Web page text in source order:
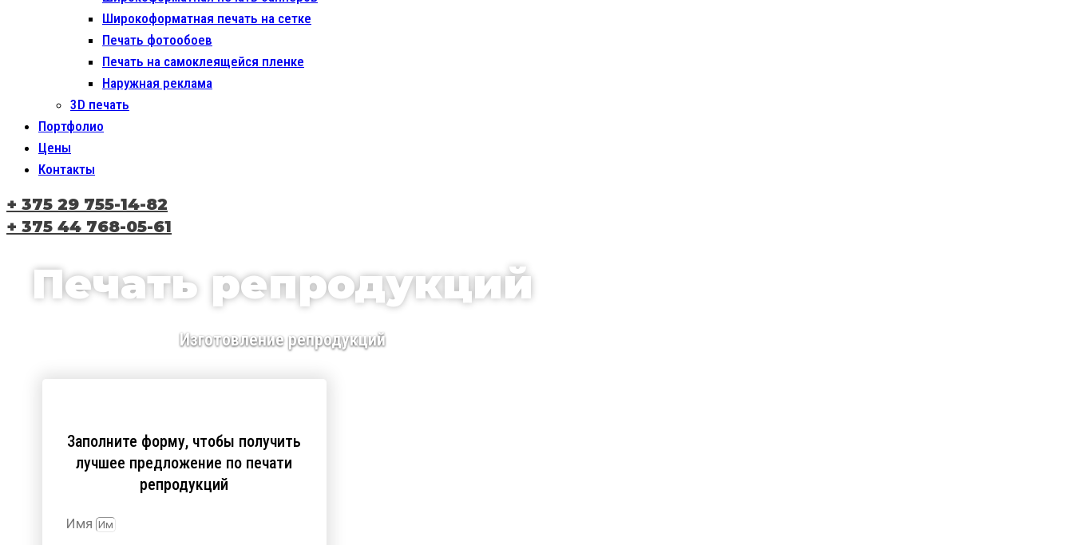
Широкоформатная печать на сетке
Печать фотообоев
Печать на самоклеящейся пленке
Наружная реклама
3D печать
Портфолио
Цены
Контакты
+ 375 29 755-14-82
+ 375 44 768-05-61
Печать репродукций
Изготовление репродукций
Заполните форму, чтобы получить
лучшее предложение по печати
репродукций
Имя